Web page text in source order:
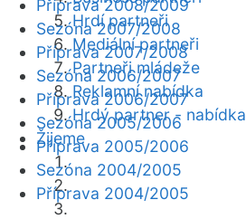
Hrdí partneři
Mediální partneři
Partneři mládeže
Reklamní nabídka
Hrdý partner - nabídka
Žijeme
Příprava 2008/2009
Sezóna 2007/2008
Příprava 2007/2008
Sezóna 2006/2007
Příprava 2006/2007
Sezóna 2005/2006
Příprava 2005/2006
Sezóna 2004/2005
Příprava 2004/2005